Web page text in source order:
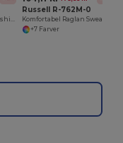
Russell R-762M-0
+7 Farver